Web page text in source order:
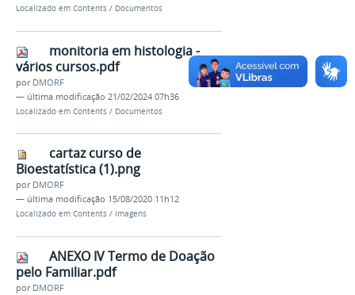
Localizado em Contents / Documentos
monitoria em histologia -
vários cursos.pdf
por DMORF
— última modificação 21/02/2024 07h36
Localizado em Contents / Documentos
cartaz curso de
Bioestatística (1).png
por DMORF
— última modificação 15/08/2020 11h12
Localizado em Contents / Imagens
ANEXO IV Termo de Doação
pelo Familiar.pdf
por DMORF